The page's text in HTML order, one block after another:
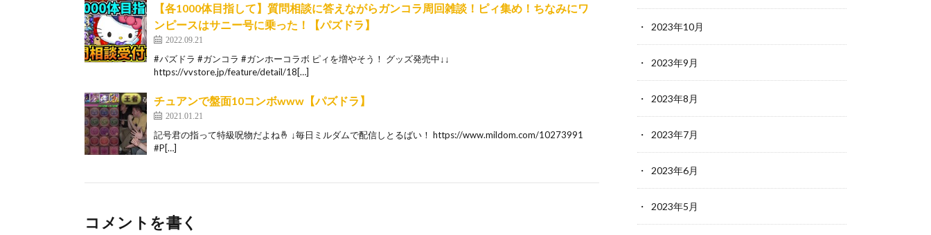
【各1000体目指して】質問相談に答えながらガンコラ周回雑談！ピィ集め！ちなみにワ
ンピースはサニー号に乗った！【パズドラ】
2022.09.21
#パズドラ #ガンコラ #ガンホーコラボ ピィを増やそう！ グッズ発売中↓↓
https://vvstore.jp/feature/detail/18[…]
チュアンで盤面10コンボwww【パズドラ】
2021.01.21
記号君の指って特級呪物だよね🤞 ↓毎日ミルダムで配信しとるばい！ https://www.mildom.com/10273991
#P[…]
コメントを書く
2023年10月
2023年9月
2023年8月
2023年7月
2023年6月
2023年5月